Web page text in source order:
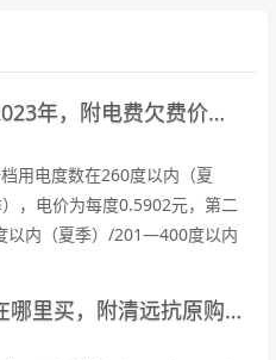
清远电费收费标准2023年，附电费欠费价格上限
用电度数在260度以内（夏
，电价为每度0.5902元，第二
内（夏季）/201—400度以内
以上（非夏季），电价为
清远抗原检测试剂在哪里买，附清远抗原购买价格